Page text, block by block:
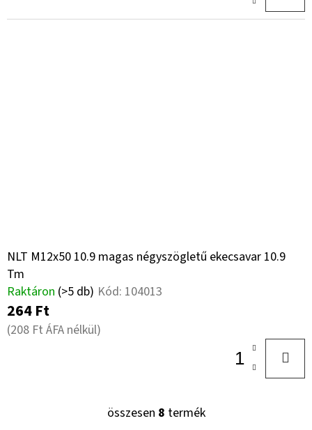
NLT M12x50 10.9 magas négyszögletű ekecsavar 10.9
Tm
Raktáron (>5 db) Kód: 104013
264 Ft
(208 Ft ÁFA nélkül)
L
összesen 8 termék